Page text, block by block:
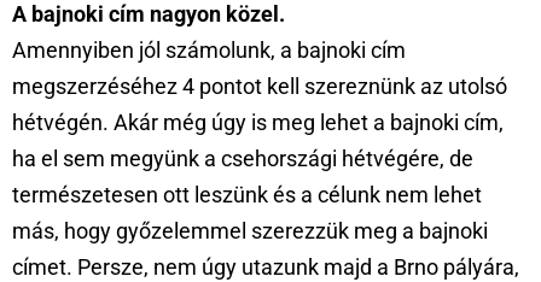
A bajnoki cím nagyon közel.
Amennyiben jól számolunk, a bajnoki cím
megszerzéséhez 4 pontot kell szereznünk az utolsó
hétvégén. Akár még úgy is meg lehet a bajnoki cím,
ha el sem megyünk a csehországi hétvégére, de
természetesen ott leszünk és a célunk nem lehet
más, hogy győzelemmel szerezzük meg a bajnoki
címet. Persze, nem úgy utazunk majd a Brno pályára,